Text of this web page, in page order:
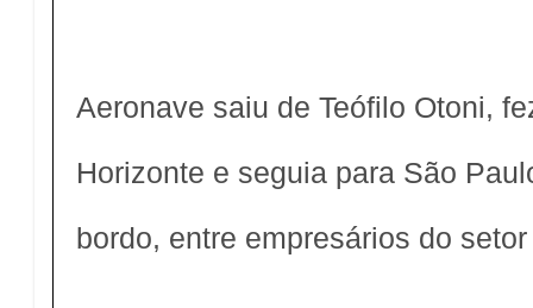
Aeronave saiu de Teófilo Otoni,
Horizonte e seguia para São
bordo, entre empresários do